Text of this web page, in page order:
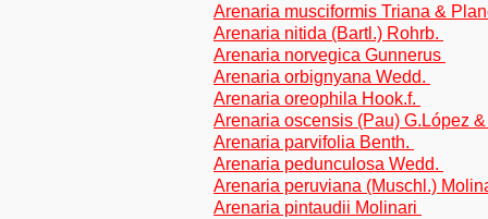
Arenaria musciformis Triana &
Arenaria nitida (Bartl.) Rohrb.
Arenaria norvegica Gunnerus
Arenaria orbignyana Wedd.
Arenaria oreophila Hook.f.
Arenaria oscensis (Pau) G.López
Arenaria parvifolia Benth.
Arenaria pedunculosa Wedd.
Arenaria peruviana (Muschl.)
Arenaria pintaudii Molinari